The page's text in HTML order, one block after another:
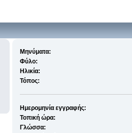
Μηνύματα:
Φύλο:
Ηλικία:
Τόπος:
Ημερομηνία εγγραφής:
Τοπική ώρα:
Γλώσσα: